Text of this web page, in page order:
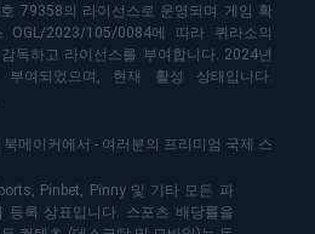
79358의 라이선스로 운영되며 게임 확
2023/105/0084에 따라 퀴라소의
독하고 라이선스를 부여합니다. 2024년
여되었으며, 현재 활성 상태입니다.
메이커에서 - 여러분의 프리미엄 국제 스
Pinbet, Pinny 및 기타 모든 파
등록 상표입니다. 스포츠 배당률을